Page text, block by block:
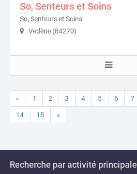
So, Senteurs et Soins
So, Senteurs et Soins
Vedène (84270)
« 1 2 3 4 5 6 7
14 15 »
Recherche par activité principale